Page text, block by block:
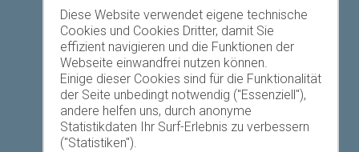
Favoriten-Liste
Heute Morgen Dienstag
Diese Website verwendet eigene technische
Cookies und Cookies Dritter, damit Sie
effizient navigieren und die Funktionen der
Webseite einwandfrei nutzen können.
Einige dieser Cookies sind für die Funktionalität
der Seite unbedingt notwendig ("Essenziell"),
andere helfen uns, durch anonyme
Statistikdaten Ihr Surf-Erlebnis zu verbessern
("Statistiken").